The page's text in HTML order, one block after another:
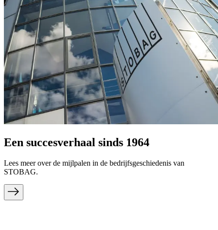
Een succesverhaal sinds 1964
Lees meer over de mijlpalen in de bedrijfsgeschiedenis van
STOBAG.